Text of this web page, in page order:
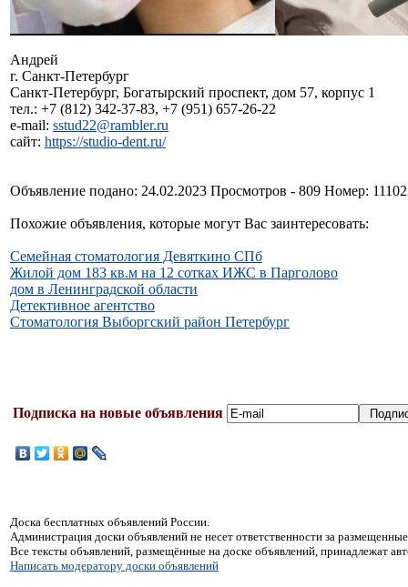
Андрей
г. Санкт-Петербург
Санкт-Петербург, Богатырский проспект, дом 57, корпус 1
тел.: +7 (812) 342-37-83, +7 (951) 657-26-22
e-mail: sstud22@rambler.ru
сайт: https://studio-dent.ru/
Объявление подано: 24.02.2023 Просмотров - 809 Номер:
Похожие объявления, которые могут Вас заинтересовать:
Семейная стоматология Девяткино СПб
Жилой дом 183 кв.м на 12 сотках ИЖС в Парголово
дом в Ленинградской области
Детективное агентство
Стоматология Выборгский район Петербург
Подписка на новые объявления
Доска бесплатных объявлений России.
Администрация доски объявлений не несет ответственности за
Все тексты объявлений, размещённые на доске объявлений, принадлежат
Написать модератору доски объявлений